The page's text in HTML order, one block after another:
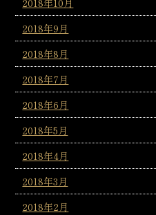
2018年10月
2018年9月
2018年8月
2018年7月
2018年6月
2018年5月
2018年4月
2018年3月
2018年2月